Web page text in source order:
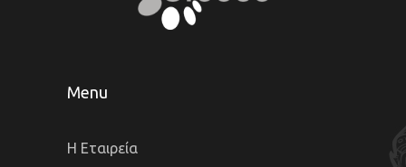
Menu
Η Εταιρεία